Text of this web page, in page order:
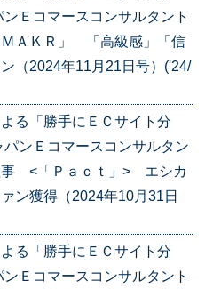
Ｅコマースコンサルタント
ＡＫＲ」 「高級感」「信
（2024年11月21日号）('24/
る「勝手にＥＣサイト分
ンＥコマースコンサルタン
事 <「Ｐａｃｔ」> エシカ
ン獲得（2024年10月31日
る「勝手にＥＣサイト分
Ｅコマースコンサルタント